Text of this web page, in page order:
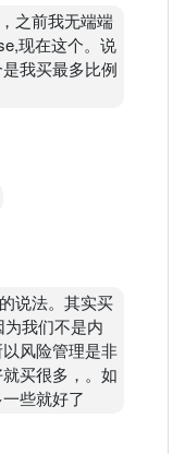
之前我无端端
现在这个。说
我买最多比例
说法。其实买
为我们不是内
风险管理是非
买很多，。如
些就好了